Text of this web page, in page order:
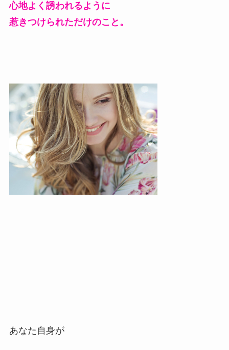
心地よく誘われるように
惹きつけられただけのこと。
あなた自身が